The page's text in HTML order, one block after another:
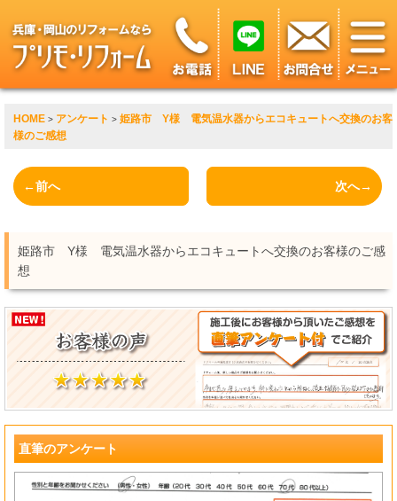
HOME > アンケート > 姫路市 Y様 電気温水器からエコキュートへ交換のお客
様のご感想
←前へ 次へ→
姫路市 Y様 電気温水器からエコキュートへ交換のお客様のご感
想
直筆のアンケート